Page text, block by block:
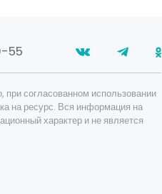
оборудование
55
согласованном использовании
на ресурс. Вся информация на
характер и не является